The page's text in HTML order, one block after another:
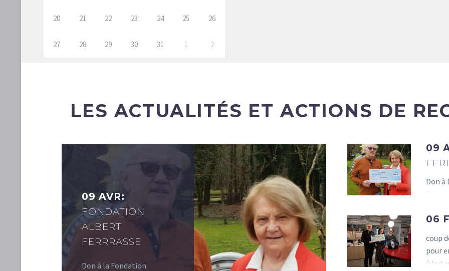
20 21 22 23 24 25 26
27 28 29 30 31 1 2
LES ACTUALITÉS ET ACTIONS DE
09 AVR:
FONDATION
ALBERT
FERRRASSE
Don à la Fondation
06 FÉV:RIRE
coup de pouce à Rire
clowns L’association RIRE
Clowns pour enfants
09
Don à
06
coup
pour
à but